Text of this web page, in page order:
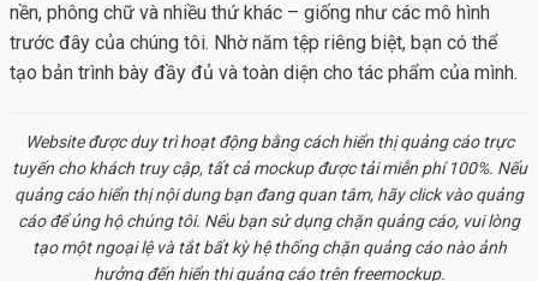
nền, phông chữ và nhiều thứ khác – giống như các mô hình
trước đây của chúng tôi. Nhờ năm tệp riêng biệt, bạn có thể
tạo bản trình bày đầy đủ và toàn diện cho tác phẩm của mình.
Website được duy trì hoạt động bằng cách hiển thị quảng cáo trực
tuyến cho khách truy cập, tất cả mockupđược tải miễn phí 100%. Nếu
quảng cáo hiển thị nội dung bạn đang quan tâm, hãy click vào quảng
cáo để ủng hộ chúng tôi. Nếu bạn sử dụng chặn quảng cáo, vui lòng
tạo một ngoại lệ và tắt bất kỳ hệ thống chặn quảng cáo nào ảnh
hưởng đến hiển thị quảng cáo trên freemockup.